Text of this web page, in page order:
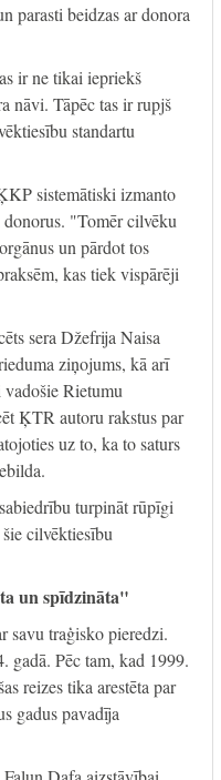
parasti beidzas ar donora
ir ne tikai iepriekš
nāvi. Tāpēc tas ir rupjš
standartu
sistemātiski izmanto
"Tomēr cilvēku
un pārdot tos
kas tiek vispārēji
sera Džefrija Naisa
ziņojums, kā arī
Rietumu
ĶTR autoru rakstus par
uz to, ka to saturs
turpināt rūpīgi
cilvēktiesību
un spīdzināta"
savu traģisko pieredzi.
gadā. Pēc tam, kad 1999.
reizes tika arestēta par
gadus pavadīja